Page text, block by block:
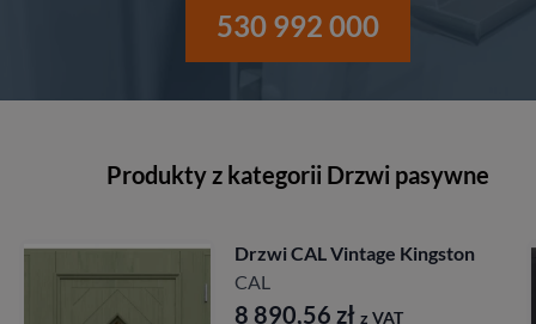
530 992 000
Produkty z kategorii Drzwi pasywne
Drzwi CAL Rycerska
CAL